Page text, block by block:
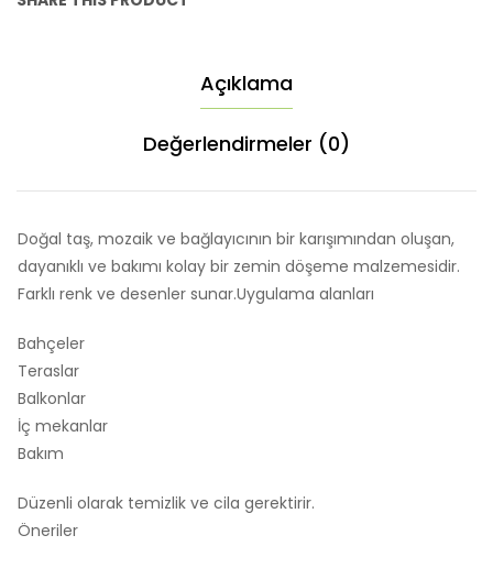
Açıklama
Değerlendirmeler (0)
Doğal taş, mozaik ve bağlayıcının bir karışımından oluşan,
dayanıklı ve bakımı kolay bir zemin döşeme malzemesidir.
Farklı renk ve desenler sunar.Uygulama alanları
Bahçeler
Teraslar
Balkonlar
İç mekanlar
Bakım
Düzenli olarak temizlik ve cila gerektirir.
Öneriler